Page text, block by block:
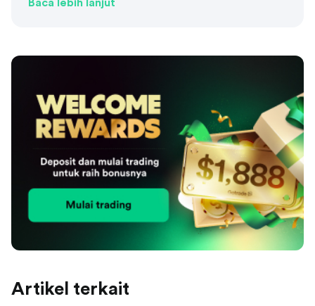
Baca lebih lanjut
Artikel terkait